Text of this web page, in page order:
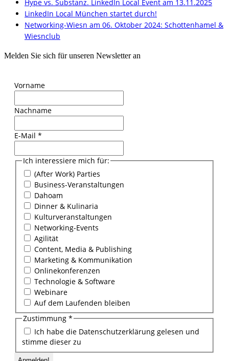
Hype vs. Substanz. LinkedIn Local Event am 13.11.2025
LinkedIn Local München startet durch!
Networking-Wiesn am 06. Oktober 2024: Schottenhamel &
Wiesnclub
Melden Sie sich für unseren Newsletter an
Vorname
Nachname
E-Mail *
Ich interessiere mich für:
(After Work) Parties
Business-Veranstaltungen
Dahoam
Dinner & Kulinaria
Kulturveranstaltungen
Networking-Events
Agilität
Content, Media & Publishing
Marketing & Kommunikation
Onlinekonferenzen
Technologie & Software
Webinare
Auf dem Laufenden bleiben
Zustimmung *
Ich habe die Datenschutzerklärung gelesen und
stimme dieser zu